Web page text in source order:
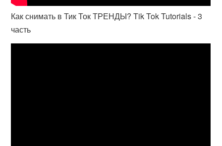
Как снимать в Тик Ток ТРЕНДЫ? Tik Tok Tutorials - 3
часть